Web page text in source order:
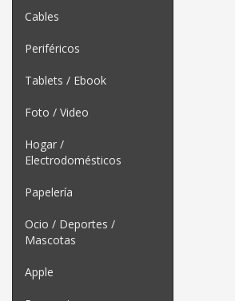
Cables
Periféricos
Tablets / Ebook
Foto / Video
Hogar /
Electrodomésticos
Papelería
Ocio / Deportes /
Mascotas
Apple